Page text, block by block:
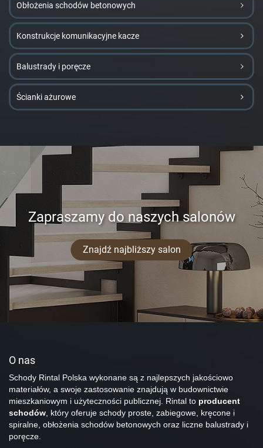
Obłożenia schodów betonowych
Konstrukcje komunikacyjne kacze
Balustrady i poręcze
Ścianki ażurowe
Zapraszamy do naszych salonów
Znajdź najbliższy salon
O nas
Schody Rintal Polska wykonane są z najlepszych jakościowo
materiałów, a swoje zastosowanie znajdują w budownictwie
mieszkaniowym i użyteczności publicznej. Rintal to producent
schodów, który oferuje schody proste, zabiegowe, kręcone i
spiralne, obłożenia schodów betonowych oraz liczne balustrady i
poręcze.